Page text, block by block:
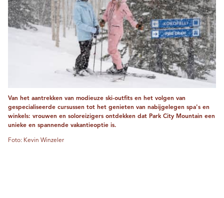
Van het aantrekken van modieuze ski-outfits en het volgen van
gespecialiseerde cursussen tot het genieten van nabijgelegen spa's en
winkels: vrouwen en soloreizigers ontdekken dat Park City Mountain een
unieke en spannende vakantieoptie is.
Foto: Kevin Winzeler